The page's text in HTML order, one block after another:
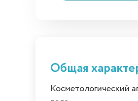
Общая
Косметологический